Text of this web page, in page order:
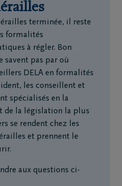
terminée, il reste
formalités
à régler. Bon
savent pas par où
DELA en formalités
les conseillent et
spécialisés en la
de la législation la plus
se rendent chez les
et prennent le
aux questions ci-